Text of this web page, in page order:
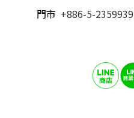
門市 +886-5-2359939